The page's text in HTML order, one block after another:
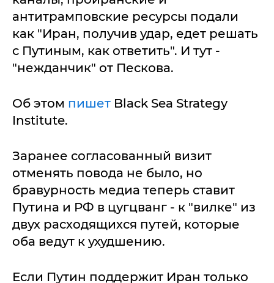
антитрамповские ресурсы подали
как "Иран, получив удар, едет решать
с Путиным, как ответить". И тут -
"нежданчик" от Пескова.
Об этом пишет Black Sea Strategy
Institute.
Заранее согласованный визит
отменять повода не было, но
бравурность медиа теперь ставит
Путина и РФ в цугцванг - к "вилке" из
двух расходящихся путей, которые
оба ведут к ухудшению.
Если Путин поддержит Иран только